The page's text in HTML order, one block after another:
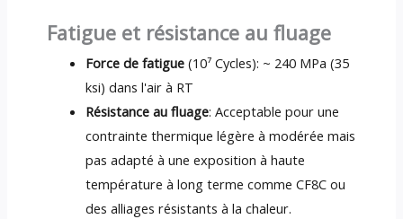
Fatigue et résistance au fluage
Force de fatigue (10⁷ Cycles): ~ 240 MPa (35
ksi) dans l'air à RT
Résistance au fluage: Acceptable pour une
contrainte thermique légère à modérée mais
pas adapté à une exposition à haute
température à long terme comme CF8C ou
des alliages résistants à la chaleur.